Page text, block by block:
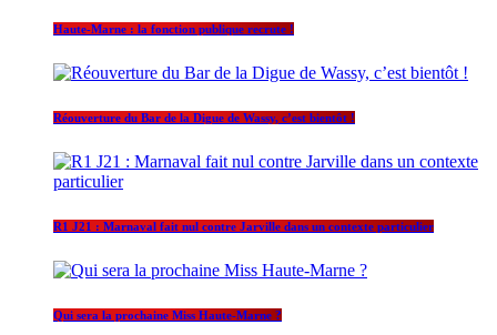
Haute-Marne : la fonction publique recrute !
Réouverture du Bar de la Digue de Wassy, c’est bientôt !
R1 J21 : Marnaval fait nul contre Jarville dans un contexte particulier
Qui sera la prochaine Miss Haute-Marne ?